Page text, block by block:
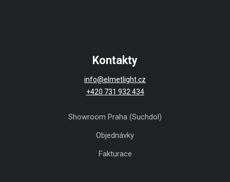
Kontakty
info@elmetlight.cz
+420 731 932 434
Showroom Praha (Suchdol)
Objednávky
Fakturace